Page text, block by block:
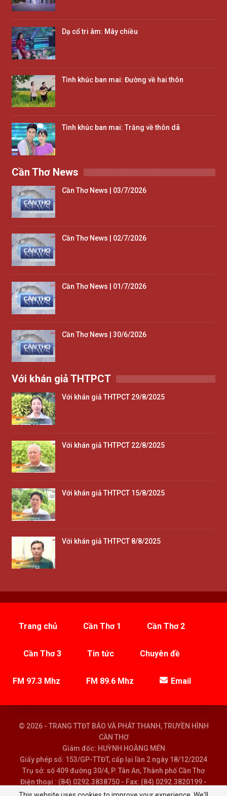
Dạ cổ tri âm: Mây chiều
Tình khúc ban mai: Đường về hai thôn
Tình khúc ban mai: Trăng về thôn dã
Cần Thơ News
Cần Thơ News | 03/7/2026
Cần Thơ News | 02/7/2026
Cần Thơ News | 01/7/2026
Cần Thơ News | 30/6/2026
Với khán giả THTPCT
Với khán giả THTPCT 29/8/2025
Với khán giả THTPCT 22/8/2025
Với khán giả THTPCT 15/8/2025
Với khán giả THTPCT 8/8/2025
Trang chủ Cần Thơ 1 Cần Thơ 2
Cần Thơ 3 Tin tức Chuyên đề
FM 97.3 Mhz FM 89.6 Mhz Email
© 2026 - TRANG TTĐT BÁO VÀ PHÁT THANH, TRUYỀN HÌNH
CẦN THƠ
Giám đốc: HUỲNH HOÀNG MẾN
Giấy phép số: 153/GP-TTĐT, cấp lại lần 2 ngày 18/12/2024
Trụ sở: số 409 đường 30/4, P. Tân An, Thành phố Cần Thơ
Điện thoại : (84) 0292.3838750 - Fax: (84) 0292.3820199 -
Email : baoptth@cantho.gov.vn